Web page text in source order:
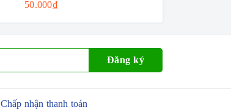
50.000₫
Đăng ký
Chấp nhận thanh toán